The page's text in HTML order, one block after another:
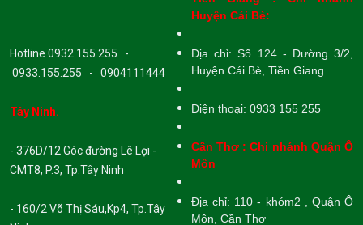
Hotline 0932.155.255 -
0933.155.255 - 0904111444
Tây Ninh.
- 376D/12 Góc đường Lê Lợi -
CMT8, P.3, Tp.Tây Ninh
- 160/2 Võ Thị Sáu,Kp4, Tp.Tây
Huyện Cái Bè:
Địa chỉ: Số 124 - Đường 3/2,
Huyện Cái Bè, Tiền Giang
Điện thoại: 0933 155 255
Cần Thơ : Chi nhánh Quận Ô
Môn
Địa chỉ: 110 - khóm2 , Quận Ô
Môn, Cần Thơ